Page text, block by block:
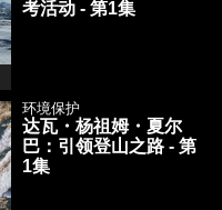
考活动 - 第1集
环境保护
达瓦・杨祖姆・夏尔
巴：引领登山之路 - 第
1集